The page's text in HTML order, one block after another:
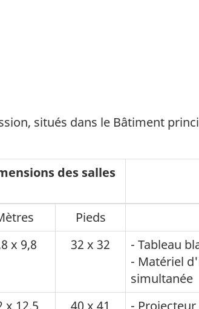
situés dans le Bâtiment
des salles
Pieds
x 9,8 32 x 32
- Tableau
- Matériel
simultanée
x 12,5 40 x 41 -